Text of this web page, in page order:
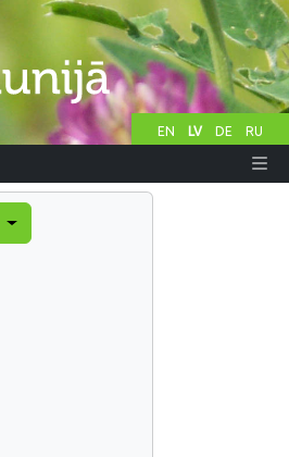
EN LV DE RU